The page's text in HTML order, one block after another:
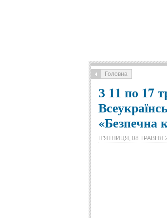
Головна
З 11 по 17
«Безпечна
П'ЯТНИЦЯ, 08 ТРАВНЯ